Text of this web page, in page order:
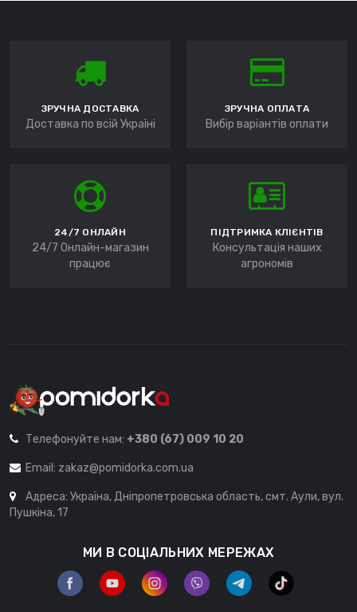
ЗРУЧНА ДОСТАВКА
Доставка по всій Україні
ЗРУЧНА ОПЛАТА
Вибір варіантів оплати
24/7 ОНЛАЙН
24/7 Онлайн-магазин
працює
ПІДТРИМКА КЛІЄНТІВ
Консультація наших
агрономів
Телефонуйте нам: +380 (67) 009 10 20
Email: zakaz@pomidorka.com.ua
Адреса: Україна, Дніпропетровська область, смт. Аули, вул.
Пушкіна, 17
МИ В СОЦІАЛЬНИХ МЕРЕЖАХ